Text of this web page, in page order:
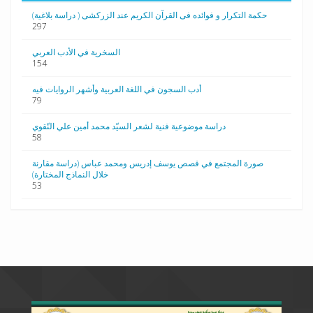
حکمة التکرار و فوائده فی القرآن الکریم عند الزرکشی ( دراسة بلاغیة)
297
السخرية في الأدب العربي
154
أدب السجون في اللغة العربية وأشهر الروايات فيه
79
دراسة موضوعية فنية لشعر السيّد محمد أمين علي النّقوي
58
صورة المجتمع في قصص يوسف إدريس ومحمد عباس (دراسة مقارنة
خلال النماذج المختارة)
53